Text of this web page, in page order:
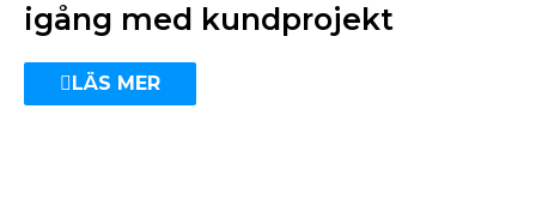
igång med kundprojekt
LÄS MER